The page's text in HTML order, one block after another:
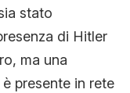
stato
di Hitler
ma una
presente in rete